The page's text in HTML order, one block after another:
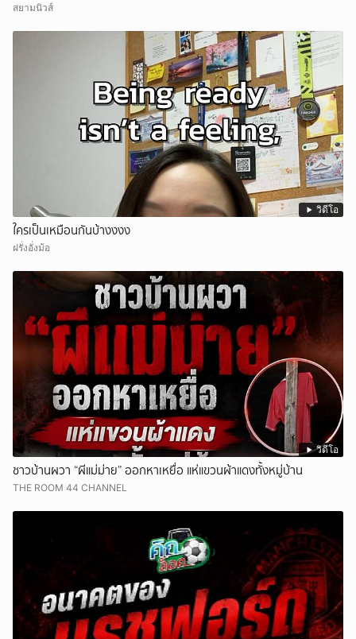
สยามนิวส์
วิดีโอ
ใครเป็นเหมือนกันบ้างงงง
ฝรั่งอั่งม้อ
วิดีโอ
ชาวบ้านผวา “ผีแม่ม่าย” ออกหาเหยื่อ แห่แขวนผ้าแดงทั้งหมู่บ้าน
THE ROOM 44 CHANNEL